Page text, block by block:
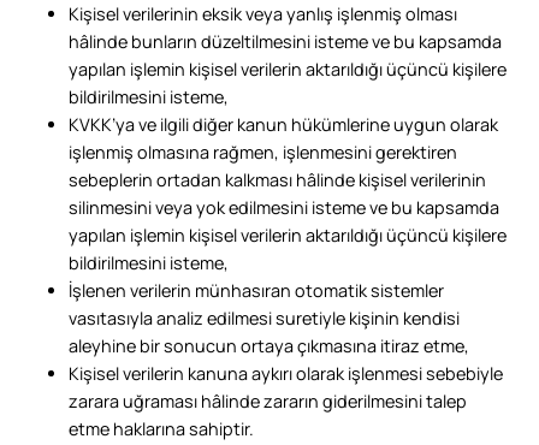
Kişisel verilerinin eksik veya yanlış işlenmiş olması
hâlinde bunların düzeltilmesini isteme ve bu kapsamda
yapılan işlemin kişisel verilerin aktarıldığı üçüncü kişilere
bildirilmesini isteme,
KVKK’ya ve ilgili diğer kanun hükümlerine uygun olarak
işlenmiş olmasına rağmen, işlenmesini gerektiren
sebeplerin ortadan kalkması hâlinde kişisel verilerinin
silinmesini veya yok edilmesini isteme ve bu kapsamda
yapılan işlemin kişisel verilerin aktarıldığı üçüncü kişilere
bildirilmesini isteme,
İşlenen verilerin münhasıran otomatik sistemler
vasıtasıyla analiz edilmesi suretiyle kişinin kendisi
aleyhine bir sonucun ortaya çıkmasına itiraz etme,
Kişisel verilerin kanuna aykırı olarak işlenmesi sebebiyle
zarara uğraması hâlinde zararın giderilmesini talep
etme haklarına sahiptir.